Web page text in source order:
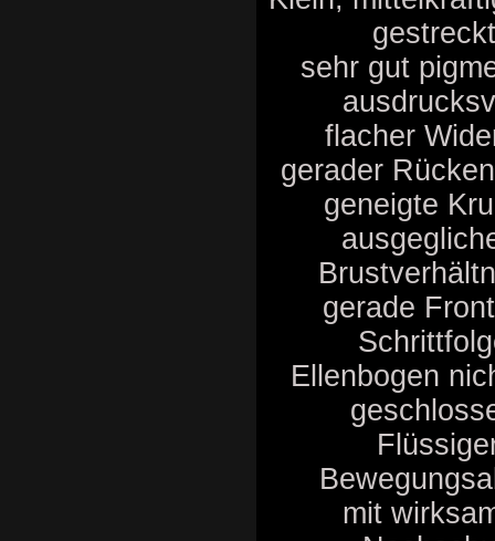
sehr gut
flacher
gerader
geneigte
gerade
Ellenbogen
mit